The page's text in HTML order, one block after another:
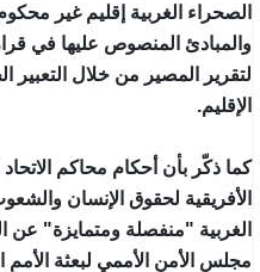
الصحراء الغربية إقليم غير محكوم
والمبادئ المنصوص عليها في
لتقرير المصير من خلال
الإقليم.
كما ذكّر بأن أحكام محاكم
الأفريقية لحقوق الإنسان
الغربية "منفصلة ومتمايزة" عن
مجلس الأمن الأممي لبعثة الأمم